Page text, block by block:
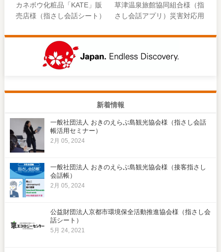
カネボウ化粧品「KATE」販
売店様（指さし会話シート）
草津温泉旅館協同組合様（指
さし会話アプリ）災害対応用
新着情報
一般社団法人 おきのえらぶ島観光協会様（指さし会話
帳活用セミナー）
2月 05, 2024
一般社団法人 おきのえらぶ島観光協会様（接客指さし
会話帳）
2月 05, 2024
公益財団法人京都市環境保全活動推進協会様（指さし会
話シート）
5月 24, 2021